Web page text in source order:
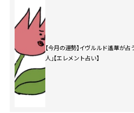
【今月の運勢】イヴルルド遙華が占
人」【エレメント占い】